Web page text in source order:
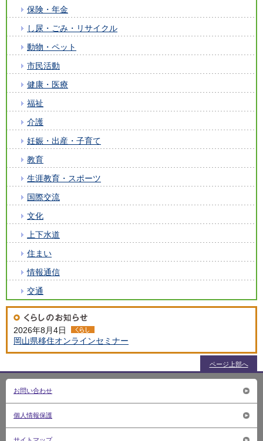
保険・年金
し尿・ごみ・リサイクル
動物・ペット
市民活動
健康・医療
福祉
介護
妊娠・出産・子育て
教育
生涯教育・スポーツ
国際交流
文化
上下水道
住まい
情報通信
交通
2026年8月4日
岡山県移住オンラインセミナー
ページ上部へ
お問い合わせ
個人情報保護